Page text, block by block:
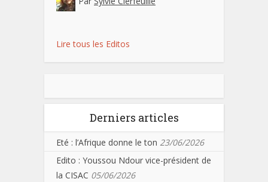
Lire tous les Editos
Derniers articles
Eté : l’Afrique donne le ton 23/06/2026
Edito : Youssou Ndour vice-président de
la CISAC 05/06/2026